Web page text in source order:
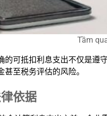
Tầm
的可抵扣利息支出不仅是遵
至税务评估的风险。
依据